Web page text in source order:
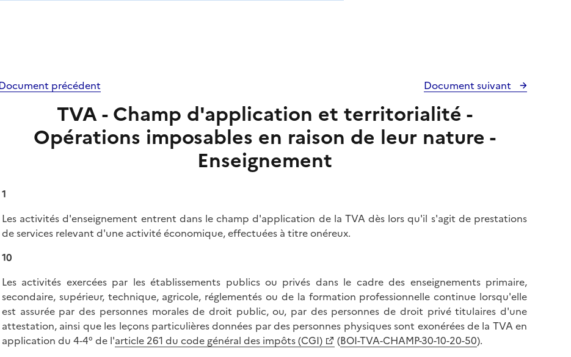
précédent Document suivant
TVA - Champ d'application et territorialité -
Opérations imposables en raison de leur nature -
Enseignement
1
Les activités d'enseignement entrent dans le champ d'application de la TVA dès lors qu'il s'agit de prestations
de services relevant d'une activité économique, effectuées à titre onéreux.
10
Les activités exercées par les établissements publics ou privés dans le cadre des enseignements primaire,
secondaire, supérieur, technique, agricole, réglementés ou de la formation professionnelle continue lorsqu'elle
est assurée par des personnes morales de droit public, ou, par des personnes de droit privé titulaires d'une
attestation, ainsi que les leçons particulières données par des personnes physiques sont exonérées de la TVA en
application du 4-4° de l'article 261 du code général des impôts (CGI) (BOI-TVA-CHAMP-30-10-20-50).